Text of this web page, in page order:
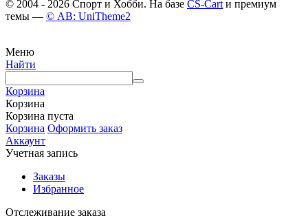
© 2004 - 2026 Спорт и Хобби. На базе CS-Cart и премиум
темы — © AB: UniTheme2
Меню
Найти
Корзина
Корзина
Корзина пуста
Корзина Оформить заказ
Аккаунт
Учетная запись
Заказы
Избранное
Отслеживание заказа